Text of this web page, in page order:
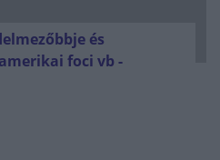
és
foci vb -